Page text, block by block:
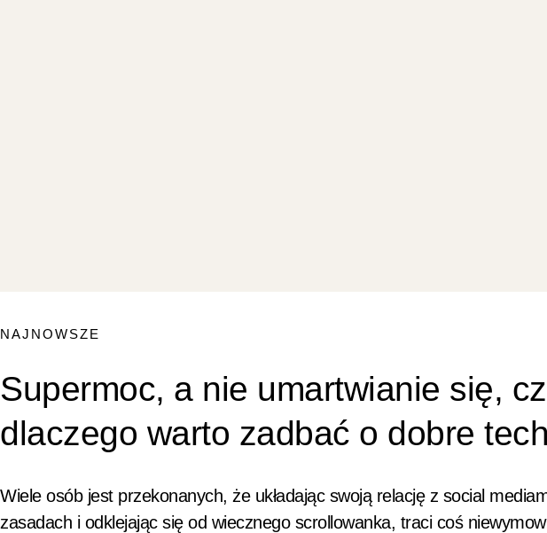
NAJNOWSZE
Supermoc, a nie umartwianie się,
dlaczego warto zadbać o dobre
Wiele osób jest przekonanych, że układając swoją relację z social
zasadach i odklejając się od wiecznego scrollowanka, traci coś